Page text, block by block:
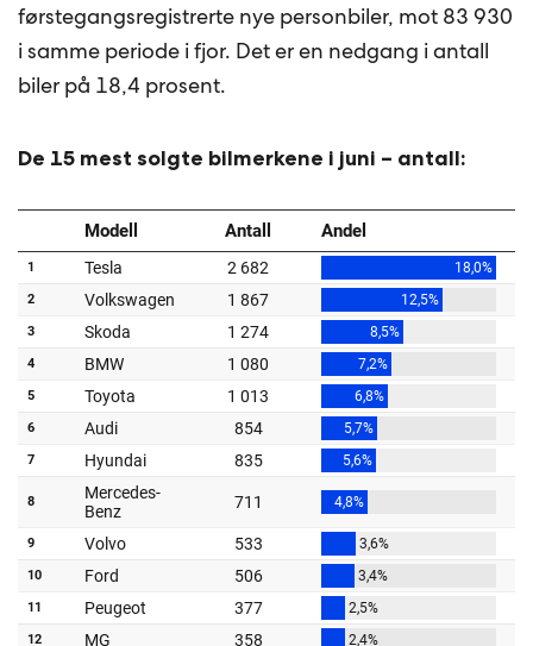
førstegangsregistrerte nye personbiler, mot 83 930
i samme periode i fjor. Det er en nedgang i antall
biler på 18,4 prosent.
De 15 mest solgte bilmerkene i juni – antall: